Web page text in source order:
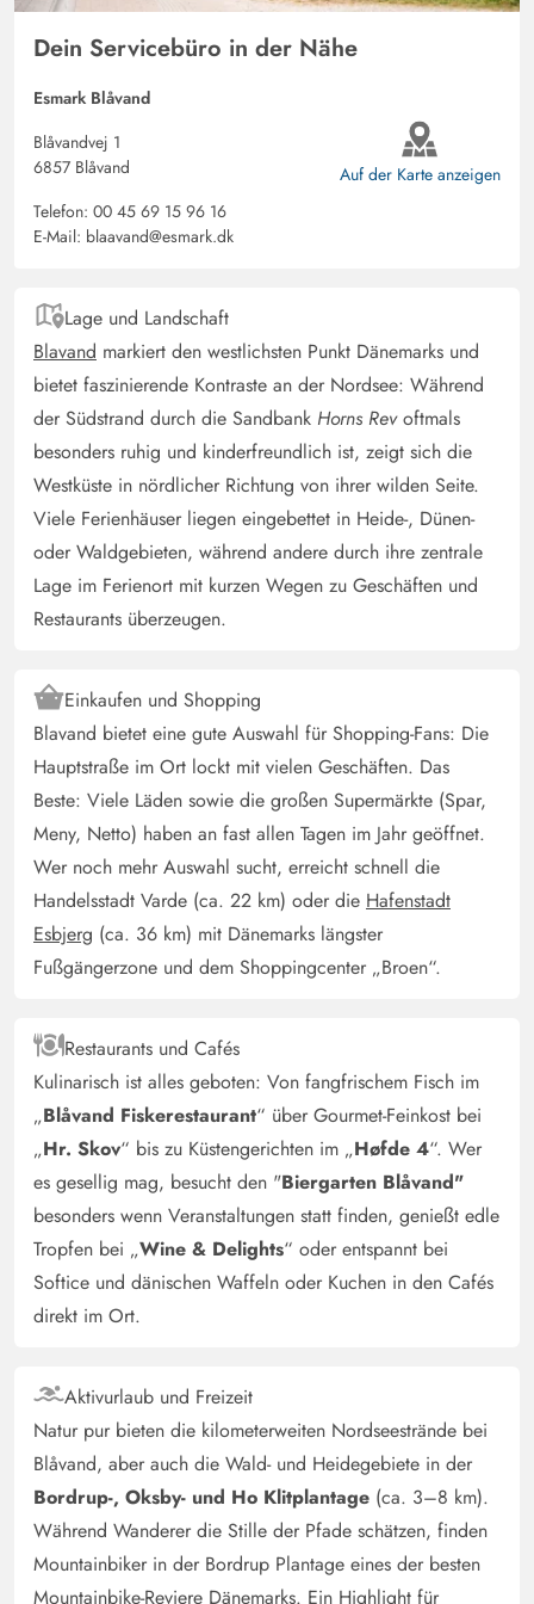
gerne! Dunkle Rollos an den Schlafzimmerfenstern wären
toll. Gerade im Sommer ist es ja sehr früh hell
Gast
Deutschland
5 von 5
5 von 5
5 out of 5
19/04/2025
Das Ferienhaus war toll. Wir waren 6 Erwachsene und 2
ausreichend Geschirr vorhanden. Uns hat es sehr gut
gefallen. Leider empfanden wir den Weg zum Strand
etwas weit. Ich würde mir dunklere Rollos in den
Schlafzimmern wünschen, da es morgens sehr hell dort
war.
Ivonne Obergefell
Deutschland
4.5 von 5
4.5 von 5
4.5 out of 5
22/03/2025
Schönes Haus, zentrale Lage. Dennoch zu unserer Zeit
ruhig. Alles da was man braucht. Die Betten waren nicht
Gast
Deutschland
4 von 5
4 von 5
4 out of 511/01/2025
Das Ferienhaus ist sehr zentral gelegen. Die Ausstattung
ist gut und insgesamt gemütlich, man hat alles was man
braucht. Die Energiekosten im Winter sind Ordnung.
Klaudius Krusche
Deutschland
4.5 von 5
4.5 von 5
4.5 out of 5
12/11/2024
alles vorhanden und es ist sauber.
Karen Bornemann
Deutschland
5 von 5
5 von 5
5 out of 5
30/10/2024
Das Ferienhaus war sehr sauber und die Küche war
perfekt ausgestattet. Alles vorhanden was man braucht.
Gast
Ein schönes Haus mit optimaler Aufteilung. Gemütliche
Zimmer und Betten und ein toller großer Wohnraum. Für
den Herbsturlaub ideal. Für den Sommer wäre es mir zu
dicht an der Straße, wenn man den Garten nutzen
möchte. Tolle Lage zu Stadt und Meer.
Susanne Zölck
Dein Servicebüro in der Nähe
Esmark Blåvand
Blåvandvej 1
6857 Blåvand
Telefon: 00 45 69 15 96 16
E-Mail: blaavand@esmark.dk
Auf der Karte anzeigen
Lage und Landschaft
Blavand markiert den westlichsten Punkt Dänemarks und
bietet faszinierende Kontraste an der Nordsee: Während
der Südstrand durch die Sandbank Horns Revoftmals
besonders ruhig und kinderfreundlich ist, zeigt sich die
Westküste in nördlicher Richtung von ihrer wilden Seite.
Viele Ferienhäuser liegen eingebettet in Heide-, Dünen-
oder Waldgebieten, während andere durch ihre zentrale
Lage im Ferienort mit kurzen Wegen zu Geschäften und
Restaurants überzeugen.
Einkaufen und Shopping
Blavand bietet eine gute Auswahl für Shopping-Fans: Die
Hauptstraße im Ort lockt mit vielen Geschäften. Das
Beste: Viele Läden sowie die großen Supermärkte (Spar,
Meny, Netto) haben an fast allen Tagen im Jahr geöffnet.
Wer noch mehr Auswahl sucht, erreicht schnell die
Handelsstadt Varde (ca. 22 km) oder die Hafenstadt
Esbjerg (ca. 36 km) mit Dänemarks längster
Fußgängerzone und dem Shoppingcenter „Broen“.
Restaurants und Cafés
Kulinarisch ist alles geboten: Von fangfrischem Fisch im
„Blåvand Fiskerestaurant“ über Gourmet-Feinkost bei
„Hr. Skov“ bis zu Küstengerichten im „Høfde 4“. Wer
es gesellig mag, besucht den "Biergarten Blåvand"
besonders wenn Veranstaltungen statt finden, genießt edle
Tropfen bei „Wine & Delights“ oder entspannt bei
Softice und dänischen Waffeln oder Kuchen in den Cafés
direkt im Ort.
Aktivurlaub und Freizeit
Natur pur bieten die kilometerweiten Nordseestrände bei
Blåvand, aber auch die Wald- und Heidegebiete in der
Bordrup-, Oksby- und Ho Klitplantage (ca. 3–8 km).
Während Wanderer die Stille der Pfade schätzen, finden
Mountainbiker in der Bordrup Plantage eines der besten
Mountainbike-Reviere Dänemarks. Ein Highlight für